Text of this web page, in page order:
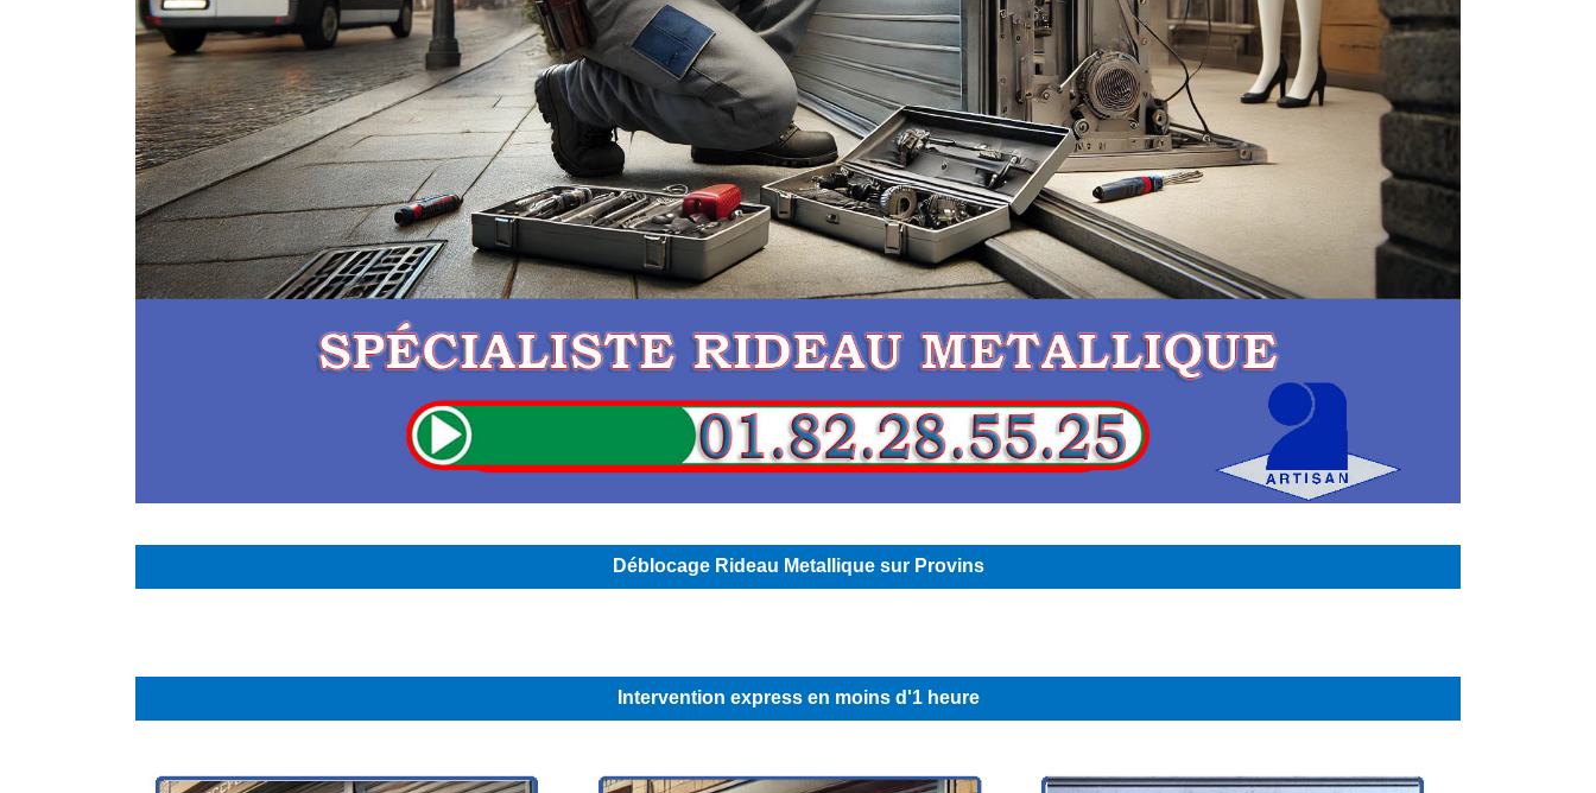
Déblocage Rideau Metallique sur Provins
Intervention express en moins d'1 heure